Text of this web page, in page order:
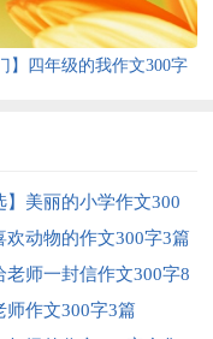
】四年级的我作文300字
】美丽的小学作文300
欢动物的作文300字3篇
老师一封信作文300字8
师作文300字3篇